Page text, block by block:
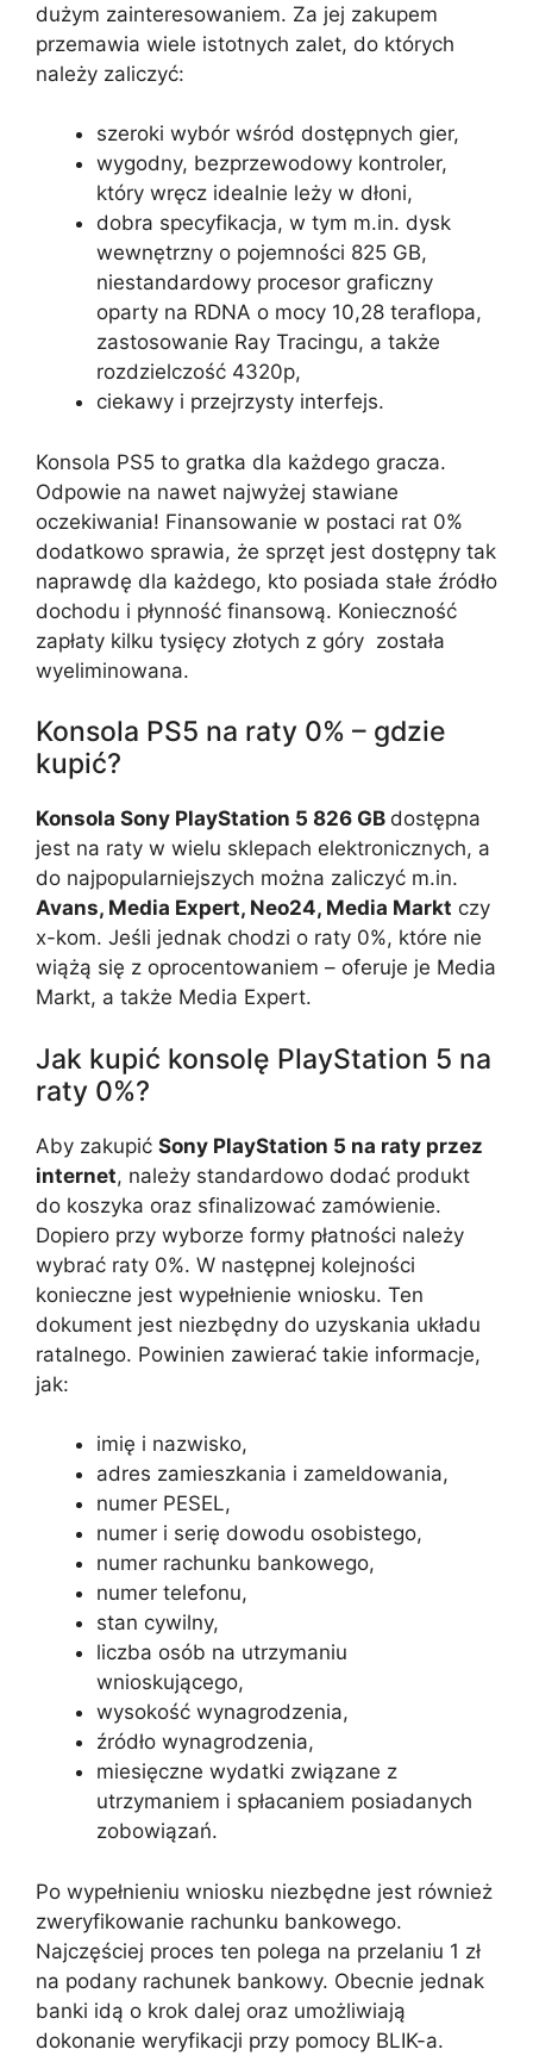
dużym zainteresowaniem. Za jej zakupem
przemawia wiele istotnych zalet, do których
należy zaliczyć:
szeroki wybór wśród dostępnych gier,
wygodny, bezprzewodowy kontroler,
który wręcz idealnie leży w dłoni,
dobra specyfikacja, w tym m.in. dysk
wewnętrzny o pojemności 825 GB,
niestandardowy procesor graficzny
oparty na RDNA o mocy 10,28 teraflopa,
zastosowanie Ray Tracingu, a także
rozdzielczość 4320p,
ciekawy i przejrzysty interfejs.
Konsola PS5 to gratka dla każdego gracza.
Odpowie na nawet najwyżej stawiane
oczekiwania! Finansowanie w postaci rat 0%
dodatkowo sprawia, że sprzęt jest dostępny tak
naprawdę dla każdego, kto posiada stałe źródło
dochodu i płynność finansową. Konieczność
zapłaty kilku tysięcy złotych z góry została
wyeliminowana.
Konsola PS5 na raty 0% – gdzie
kupić?
Konsola Sony PlayStation 5 826 GB dostępna
jest na raty w wielu sklepach elektronicznych, a
do najpopularniejszych można zaliczyć m.in.
Avans, Media Expert, Neo24, Media Markt czy
x-kom. Jeśli jednak chodzi o raty 0%, które nie
wiążą się z oprocentowaniem – oferuje je Media
Markt, a także Media Expert.
Jak kupić konsolę PlayStation 5 na
raty 0%?
Aby zakupić Sony PlayStation 5 na raty przez
internet, należy standardowo dodać produkt
do koszyka oraz sfinalizować zamówienie.
Dopiero przy wyborze formy płatności należy
wybrać raty 0%. W następnej kolejności
konieczne jest wypełnienie wniosku. Ten
dokument jest niezbędny do uzyskania układu
ratalnego. Powinien zawierać takie informacje,
jak:
imię i nazwisko,
adres zamieszkania i zameldowania,
numer PESEL,
numer i serię dowodu osobistego,
numer rachunku bankowego,
numer telefonu,
stan cywilny,
liczba osób na utrzymaniu
wnioskującego,
wysokość wynagrodzenia,
źródło wynagrodzenia,
miesięczne wydatki związane z
utrzymaniem i spłacaniem posiadanych
zobowiązań.
Po wypełnieniu wniosku niezbędne jest również
zweryfikowanie rachunku bankowego.
Najczęściej proces ten polega na przelaniu 1 zł
na podany rachunek bankowy. Obecnie jednak
banki idą o krok dalej oraz umożliwiają
dokonanie weryfikacji przy pomocy BLIK-a.